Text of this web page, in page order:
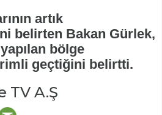
artık
belirten Bakan Gürlek,
bölge
geçtiğini belirtti.
TV A.Ş